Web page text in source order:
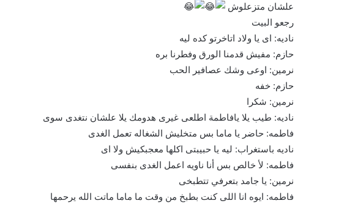
علشان متزعلوش
رجعو البيت
ناديه: اى يا ولاد اتاخرتو كده ليه
حازم: مفيش قدمنا الورق وفطرنا بره
نرمين: اوعى وشك عصافير الحب
حازم: خفه
نرمين: شكرا
ناديه: طيب يلا يافاطمة اطلعى غيرى هدومك يلا علشان نتغدى سوى
فاطمه: حاضر يا ماما بس متخليش الشغاله تعمل الغدى
ناديه باستغراب: ليه يا حبيبتى اكلها معجبكيش ولا اى
فاطمه: لأ خالص بس أنا ناويه اعمل الغدى بنفسى
نرمين: يا جامد بتعرفي تتطبخى
فاطمه: ايوه انا اللى كنت بطبخ من وقت ما ماما ماتت الله يرحمها